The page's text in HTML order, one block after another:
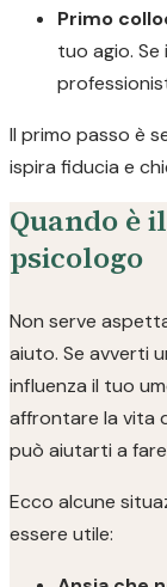
Primo
tuo agio.
Il primo passo è
ispira fiducia e
Quando è
psicologo
Non serve
aiuto. Se avverti
influenza il tuo
affrontare la vita
può aiutarti a
Ecco alcune
essere utile: